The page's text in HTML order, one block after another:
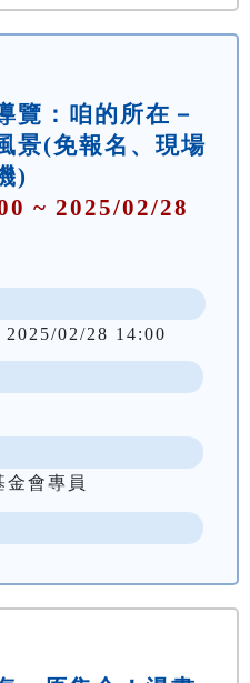
覽：咱的所在－
景(免報名、現場
)
~ 2025/02/28
02/28 14:00
會專員